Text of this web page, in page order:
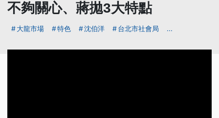
不夠關心、蔣拋3大特點
大龍市場 特色 沈伯洋 台北市社會局 ...